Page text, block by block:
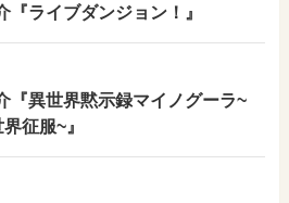
ライブダンジョン！』
『異世界黙示録マイノグーラ~
征服~』